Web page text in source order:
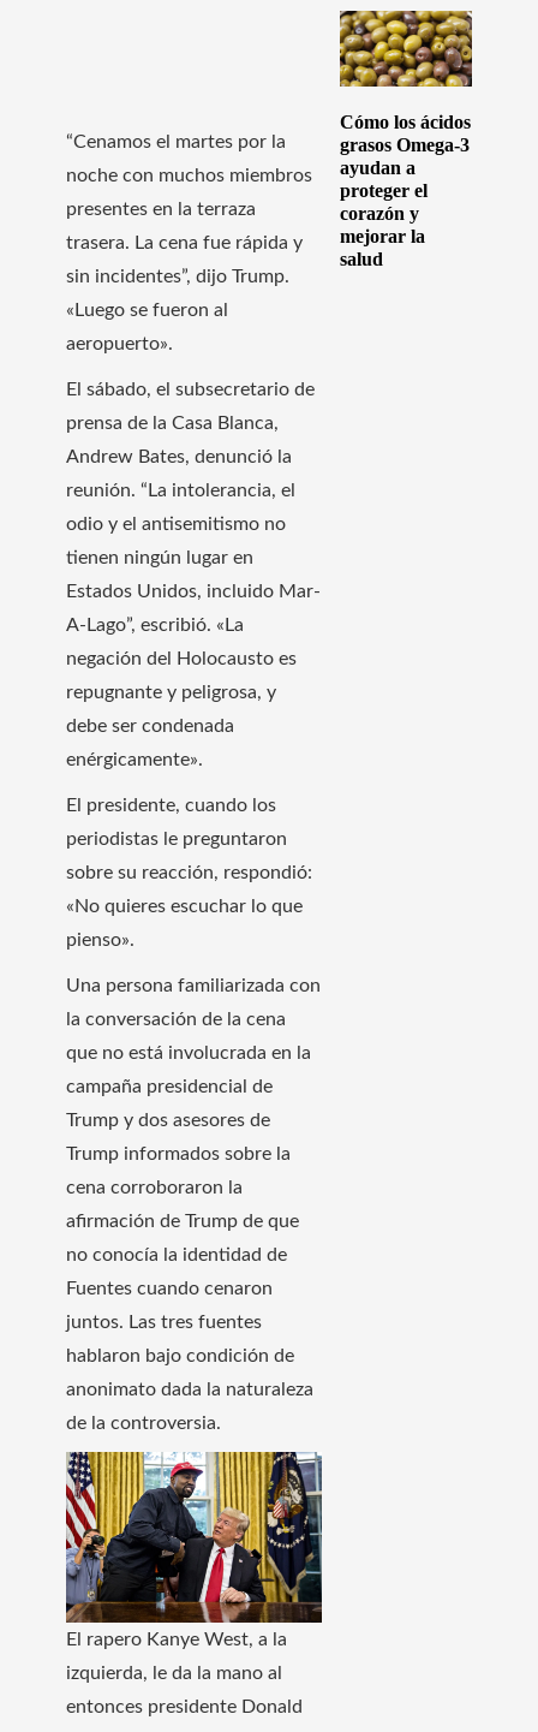
“Cenamos el martes por la
noche con muchos miembros
presentes en la terraza
trasera. La cena fue rápida y
sin incidentes”, dijo Trump.
«Luego se fueron al
aeropuerto».
El sábado, el subsecretario de
prensa de la Casa Blanca,
Andrew Bates, denunció la
reunión. “La intolerancia, el
odio y el antisemitismo no
tienen ningún lugar en
Estados Unidos, incluido Mar-
A-Lago”, escribió. «La
negación del Holocausto es
repugnante y peligrosa, y
debe ser condenada
enérgicamente».
El presidente, cuando los
periodistas le preguntaron
sobre su reacción, respondió:
«No quieres escuchar lo que
pienso».
Una persona familiarizada con
la conversación de la cena
que no está involucrada en la
campaña presidencial de
Trump y dos asesores de
Trump informados sobre la
cena corroboraron la
afirmación de Trump de que
no conocía la identidad de
Fuentes cuando cenaron
juntos. Las tres fuentes
hablaron bajo condición de
anonimato dada la naturaleza
de la controversia.
El rapero Kanye West, a la
izquierda, le da la mano al
entonces presidente Donald
Cómo los ácidos
grasos Omega-3
ayudan a
proteger el
corazón y
mejorar la
salud